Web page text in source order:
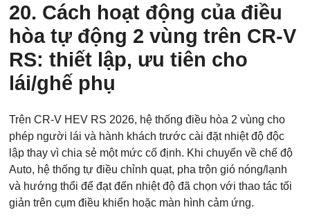
20. Cách hoạt động của điều
hòa tự động 2 vùng trên CR-V
RS: thiết lập, ưu tiên cho
lái/ghế phụ
Trên CR-V HEV RS 2026, hệ thống điều hòa 2 vùng cho
phép người lái và hành khách trước cài đặt nhiệt độ độc
lập thay vì chia sẻ một mức cố định. Khi chuyển về chế độ
Auto, hệ thống tự điều chỉnh quạt, pha trộn gió nóng/lạnh
và hướng thổi để đạt đến nhiệt độ đã chọn với thao tác tối
giản trên cụm điều khiển hoặc màn hình cảm ứng.